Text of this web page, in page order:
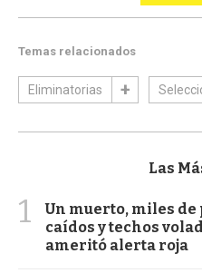
Temas relacionados
Eliminatorias
Las
1
Un muerto, miles
caídos y techos
ameritó alerta roja